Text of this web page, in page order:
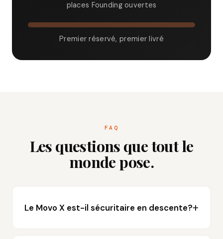
places Founding ouvertes
Premier réservé, premier livré
FAQ
Les questions que tout le
monde pose.
Le Movo X est-il sécuritaire en descente?